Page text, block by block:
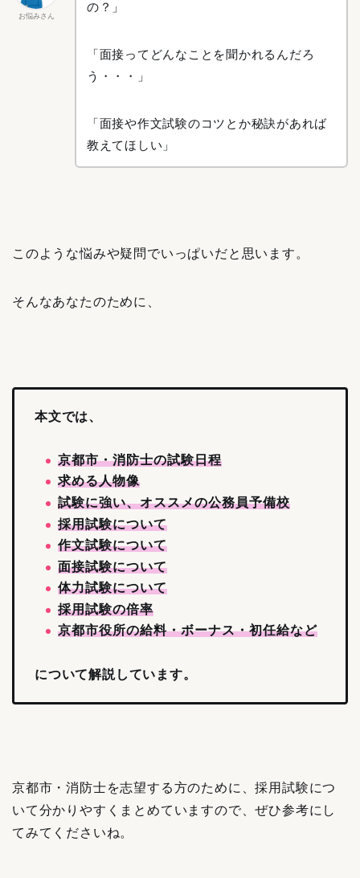
お悩みさん
の？」
「面接ってどんなことを聞かれるんだろ
う・・・」
「面接や作文試験のコツとか秘訣があれば
教えてほしい」
このような悩みや疑問でいっぱいだと思います。
そんなあなたのために、
本文では、
京都市・消防士の試験日程
求める人物像
試験に強い、オススメの公務員予備校
採用試験について
作文試験について
面接試験について
体力試験について
採用試験の倍率
京都市役所の給料・ボーナス・初任給など
について解説しています。
京都市・消防士を志望する方のために、採用試験につ
いて分かりやすくまとめていますので、ぜひ参考にし
てみてくださいね。